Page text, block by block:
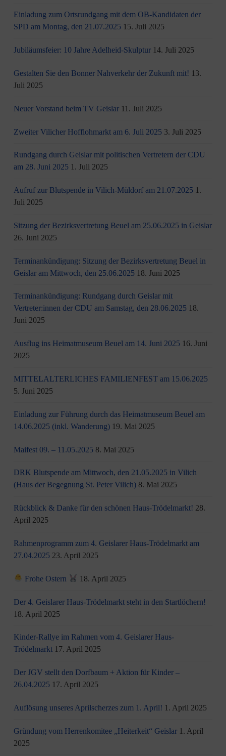
Einladung zum Ortsrundgang mit dem OB-Kandidaten der
SPD am Montag, den 21.07.2025 15. Juli 2025
Jubiläumsfeier: 10 Jahre Adelheid-Skulptur 14. Juli 2025
Gestalten Sie den Bonner Nahverkehr der Zukunft mit! 13.
Juli 2025
Neuer Vorstand beim TV Geislar 11. Juli 2025
Zweiter Vilicher Hofflohmarkt am 6. Juli 2025 3. Juli 2025
Rundgang durch Geislar mit politischen Vertretern der CDU
am 28. Juni 2025 1. Juli 2025
Aufruf zur Blutspende in Vilich-Müldorf am 21.07.2025 1.
Juli 2025
Sitzung der Bezirksvertretung Beuel am 25.06.2025 in Geislar
26. Juni 2025
Terminankündigung: Sitzung der Bezirksvertretung Beuel in
Geislar am Mittwoch, den 25.06.2025 18. Juni 2025
Terminankündigung: Rundgang durch Geislar mit
Vertreter:innen der CDU am Samstag, den 28.06.2025 18.
Juni 2025
Ausflug ins Heimatmuseum Beuel am 14. Juni 2025 16. Juni
2025
MITTELALTERLICHES FAMILIENFEST am 15.06.2025
5. Juni 2025
Einladung zur Führung durch das Heimatmuseum Beuel am
14.06.2025 (inkl. Wanderung) 19. Mai 2025
Maifest 09. – 11.05.2025 8. Mai 2025
DRK Blutspende am Mittwoch, den 21.05.2025 in Vilich
(Haus der Begegnung St. Peter Vilich) 8. Mai 2025
Rückblick & Danke für den schönen Haus-Trödelmarkt! 28.
April 2025
Rahmenprogramm zum 4. Geislarer Haus-Trödelmarkt am
27.04.2025 23. April 2025
Frohe Ostern 18. April 2025
Der 4. Geislarer Haus-Trödelmarkt steht in den Startlöchern!
18. April 2025
Kinder-Rallye im Rahmen vom 4. Geislarer Haus-
Trödelmarkt 17. April 2025
Der JGV stellt den Dorfbaum + Aktion für Kinder –
26.04.2025 17. April 2025
Auflösung unseres Aprilscherzes zum 1. April! 1. April 2025
Gründung vom Herrenkomitee „Heiterkeit“ Geislar 1. April
2025